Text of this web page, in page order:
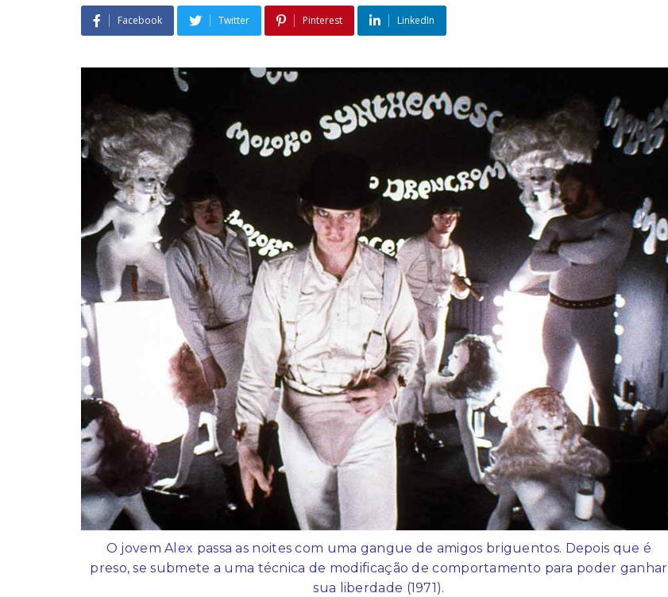
Facebook Twitter Pinterest LinkedIn
O jovem Alex passa as noites com uma gangue de amigos briguentos. Depois que é
preso, se submete a uma técnica de modificação de comportamento para poder ganhar
sua liberdade (1971).